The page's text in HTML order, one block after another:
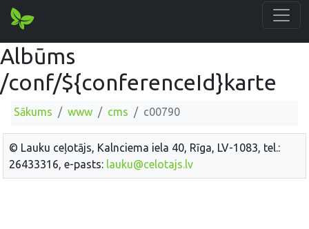
Albūms
/conf/${conferenceId}karte
Sākums www cms c00790
© Lauku ceļotājs, Kalnciema iela 40, Rīga, LV-1083, tel.:
26433316, e-pasts: lauku@celotajs.lv